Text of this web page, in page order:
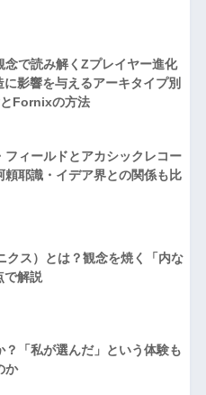
念で読み解くZプレイヤー進化
影響を与えるアーキタイプ別
Fornixの方法
フィールドとアカシックレコー
頼耶識・イデア界との関係も比
クス）とは？観念を焼く「内な
で解説
？「私が選んだ」という体験も
か